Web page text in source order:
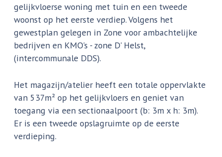
gelijkvloerse woning met tuin en een tweede
woonst op het eerste verdiep. Volgens het
gewestplan gelegen in Zone voor ambachtelijke
bedrijven en KMO's - zone D' Helst,
(intercommunale DDS).
Het magazijn/atelier heeft een totale oppervlakte
van 537m² op het gelijkvloers en geniet van
toegang via een sectionaalpoort (b: 3m x h: 3m).
Er is een tweede opslagruimte op de eerste
verdieping.